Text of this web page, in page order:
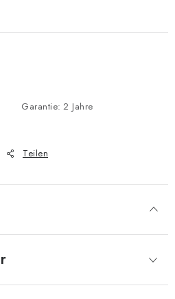
Garantie: 2 Jahre
Teilen